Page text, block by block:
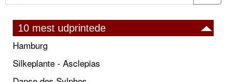
10 mest udprintede
Hamburg
Silkeplante - Asclepias